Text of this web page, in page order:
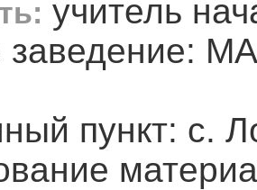
учитель
заведение:
пункт: с.